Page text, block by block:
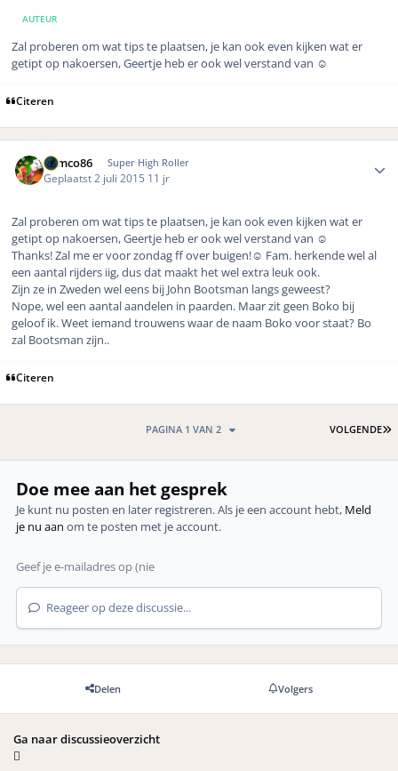
AUTEUR
Zal proberen om wat tips te plaatsen, je kan ook even kijken wat er
getipt op nakoersen, Geertje heb er ook wel verstand van ☺️
Citeren
Remco86 Super High Roller
Geplaatst 2 juli 2015 11 jr
Zal proberen om wat tips te plaatsen, je kan ook even kijken wat er
getipt op nakoersen, Geertje heb er ook wel verstand van ☺️
Thanks! Zal me er voor zondag ff over buigen!☺️ Fam. herkende wel al
een aantal rijders iig, dus dat maakt het wel extra leuk ook.
Zijn ze in Zweden wel eens bij John Bootsman langs geweest?
Nope, wel een aantal aandelen in paarden. Maar zit geen Boko bij
geloof ik. Weet iemand trouwens waar de naam Boko voor staat? Bo
zal Bootsman zijn..
Citeren
VOLGENDE
PAGINA 1 VAN 2
Doe mee aan het gesprek
Je kunt nu posten en later registreren. Als je een account hebt, Meld
je nu aan om te posten met je account.
Reageer op deze discussie...
Delen Volgers
Ga naar discussieoverzicht